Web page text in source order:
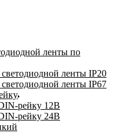
ленты по
ленты IP20
ленты IP67
рейку 12В
рейку 24В